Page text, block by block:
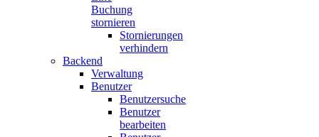
Buchung
stornieren
Stornierungen
verhindern
Backend
Verwaltung
Benutzer
Benutzersuche
Benutzer
bearbeiten